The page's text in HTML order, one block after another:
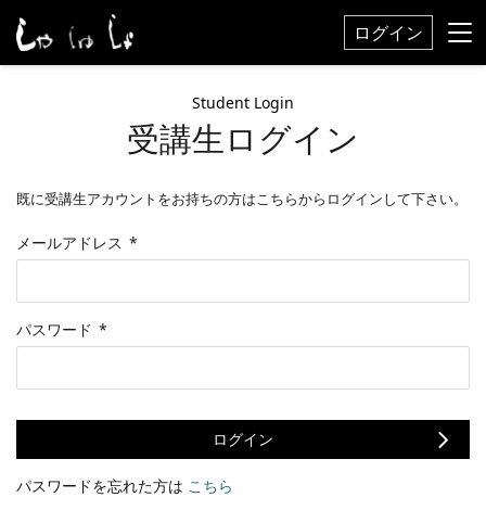
ログイン
Student Login
受講生ログイン
既に受講生アカウントをお持ちの方はこちらからログインして下さい。
メールアドレス *
パスワード *
ログイン
パスワードを忘れた方は こちら